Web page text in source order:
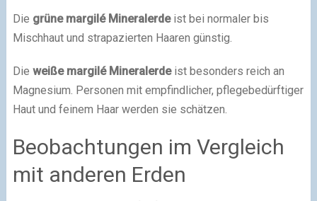
Die grüne margilé Mineralerdeist bei normaler bis
Mischhaut und strapazierten Haaren günstig.
Die weiße margilé Mineralerdeist besonders reich an
Magnesium. Personen mit empfindlicher, pflegebedürftiger
Haut und feinem Haar werden sie schätzen.
Beobachtungen im Vergleich
mit anderen Erden